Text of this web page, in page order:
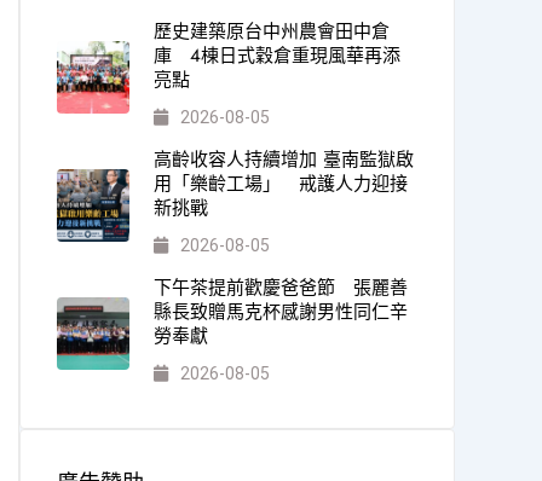
歷史建築原台中州農會田中倉
庫 4棟日式穀倉重現風華再添
亮點
2026-08-05
高齡收容人持續增加 臺南監獄啟
用「樂齡工場」 戒護人力迎接
新挑戰
2026-08-05
下午茶提前歡慶爸爸節 張麗善
縣長致贈馬克杯感謝男性同仁辛
勞奉獻
2026-08-05